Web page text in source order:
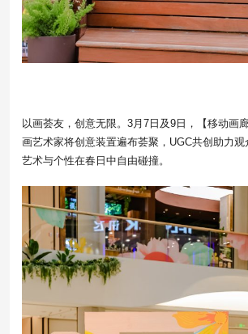
以画荟友，创意无限。3月7日及9日，【移动画
画艺术家将创意装置遍布荟聚，UGC共创助力
艺术与个性在春日中自由碰撞。